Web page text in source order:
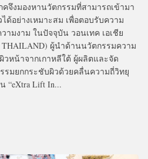
จึงมองหานวัตกรรมที่สามารถเข้ามา
อย่างเหมาะสม เพื่อตอบรับความ
ามงาม ในปัจจุบัน วอนเทค เอเชีย
THAILAND) ผู้นำด้านนวัตกรรมความ
วหน้าจากเกาหลีใต้ ผู้ผลิตและจัด
รมยกกระชับผิวด้วยคลื่นความถี่วิทยุ
“eXtra Lift In...